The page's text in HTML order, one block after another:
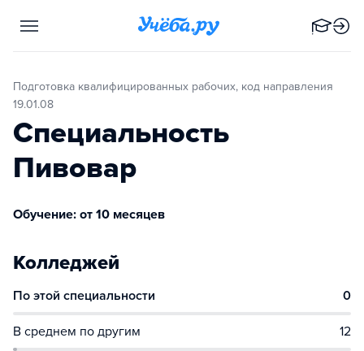
Подготовка квалифицированных рабочих, код направления
19.01.08
Специальность
Пивовар
Обучение: от 10 месяцев
Колледжей
По этой специальности 0
В среднем по другим 12